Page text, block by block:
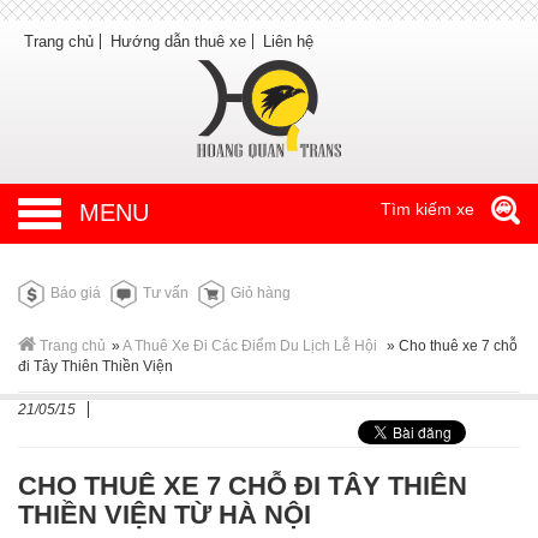
Trang chủ Hướng dẫn thuê xe Liên hệ
MENU Tìm kiếm xe
Báo giá Tư vấn Giỏ hàng
Trang chủ »A Thuê Xe Đi Các Điểm Du Lịch Lễ Hội » Cho thuê xe 7 chỗ
đi Tây Thiên Thiền Viện
21/05/15
CHO THUÊ XE 7 CHỖ ĐI TÂY THIÊN
THIỀN VIỆN TỪ HÀ NỘI